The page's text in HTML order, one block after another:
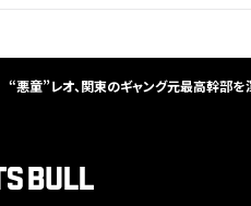
“悪童”レオ、関東のギャング元最高幹部